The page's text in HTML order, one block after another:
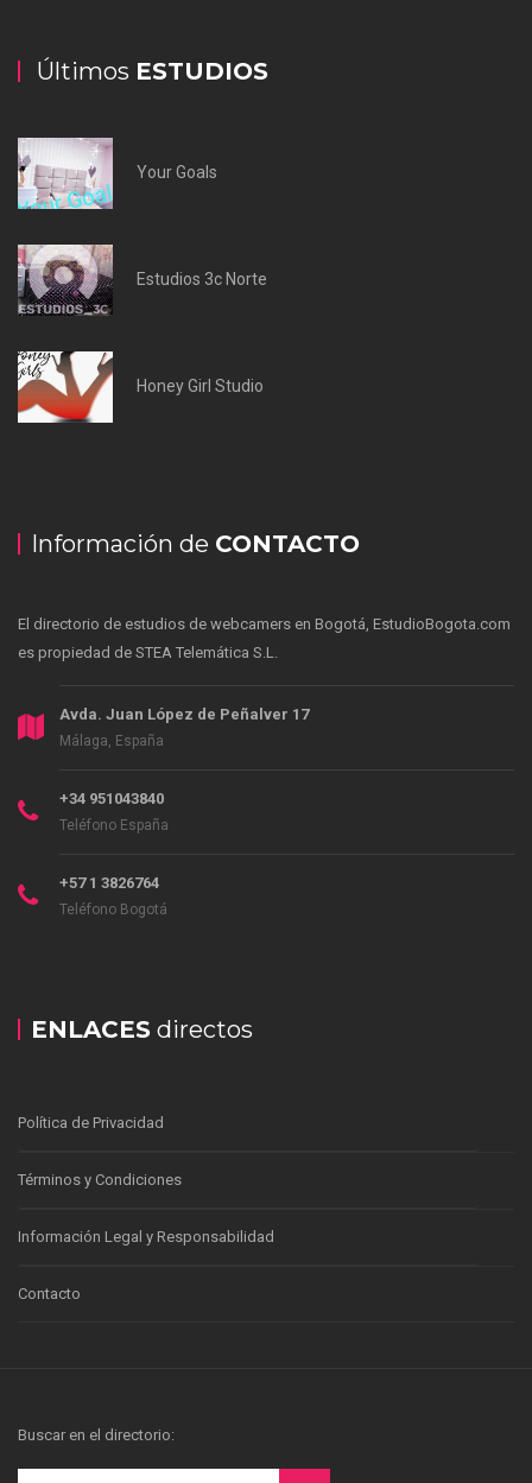
Últimos ESTUDIOS
Your Goals
Estudios 3c Norte
Honey Girl Studio
Información de CONTACTO
El directorio de estudios de webcamers en Bogotá, EstudioBogota.com
es propiedad de STEA Telemática S.L.
Avda. Juan López de Peñalver 17
Málaga, España
+34 951043840
Teléfono España
+57 1 3826764
Teléfono Bogotá
ENLACES directos
Política de Privacidad
Términos y Condiciones
Información Legal y Responsabilidad
Contacto
Buscar en el directorio: